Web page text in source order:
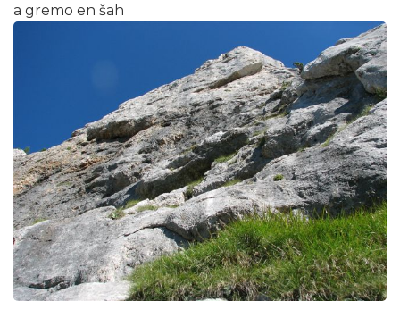
a gremo en šah